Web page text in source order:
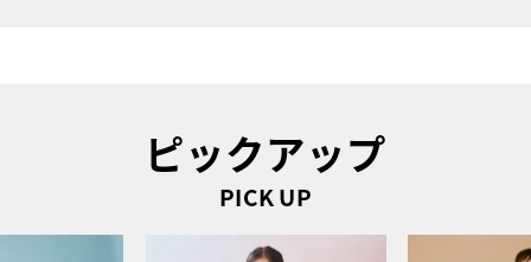
ピックアップ
PICK UP